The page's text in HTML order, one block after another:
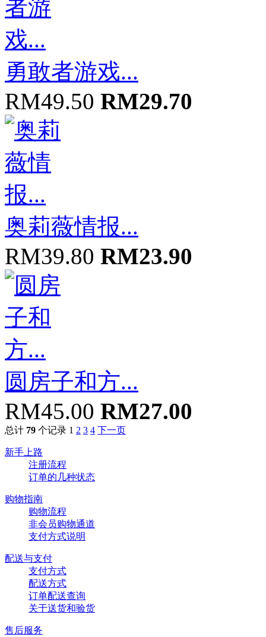
勇敢者游戏...
RM49.50 RM29.70
奥莉薇情报...
RM39.80 RM23.90
圆房子和方...
RM45.00 RM27.00
总计 79 个记录 1 2 3 4 下一页
新手上路
注册流程
订单的几种状态
购物指南
购物流程
非会员购物通道
支付方式说明
配送与支付
支付方式
配送方式
订单配送查询
关于送货和验货
售后服务